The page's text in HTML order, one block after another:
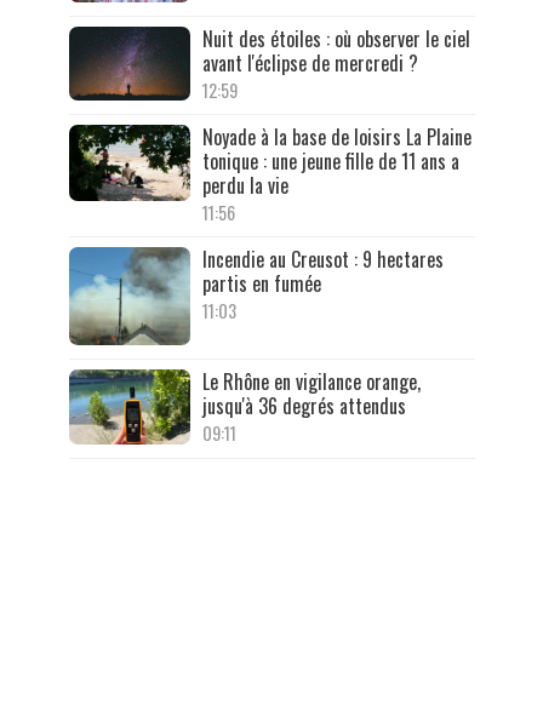
Nuit des étoiles : où observer le ciel
avant l'éclipse de mercredi ?
12:59
Noyade à la base de loisirs La Plaine
tonique : une jeune fille de 11 ans a
perdu la vie
11:56
Incendie au Creusot : 9 hectares
partis en fumée
11:03
Le Rhône en vigilance orange,
jusqu'à 36 degrés attendus
09:11